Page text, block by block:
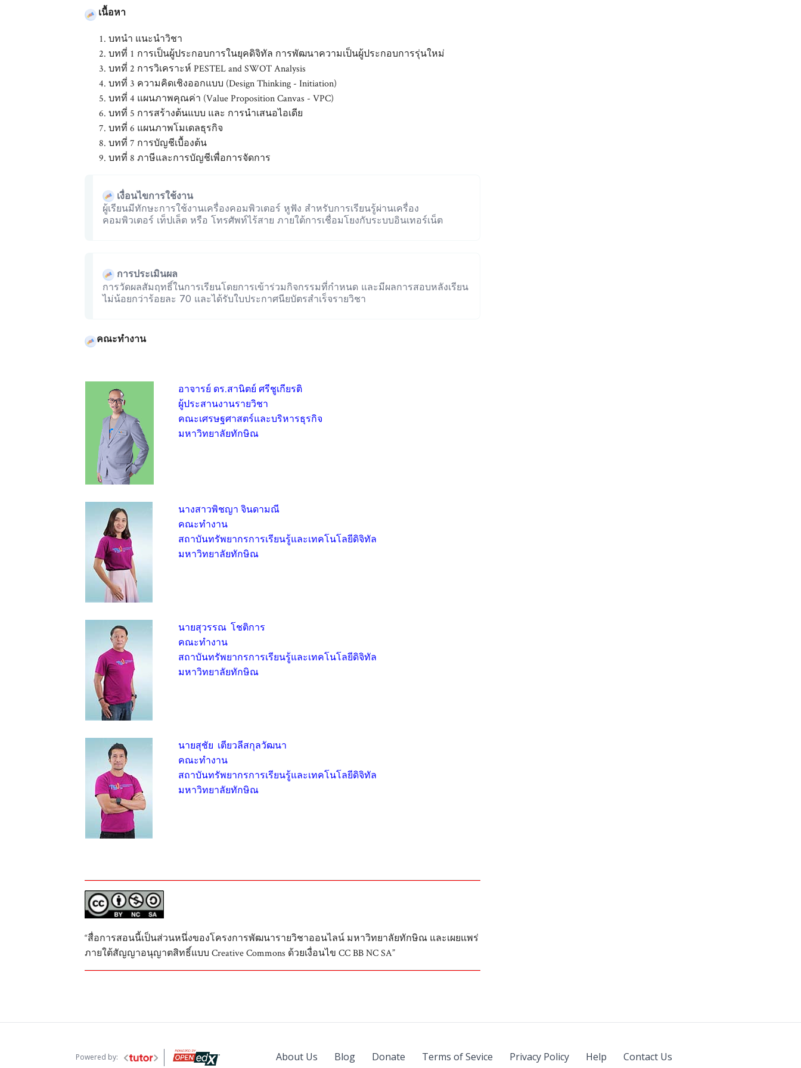
เนื้อหา
บทนำ แนะนำวิชา
บทที่ 1 การเป็นผู้ประกอบการในยุคดิจิทัล การพัฒนาความเป็นผู้ประกอบการรุ่นใหม่
บทที่ 2 การวิเคราะห์ PESTEL and SWOT Analysis
บทที่ 3 ความคิดเชิงออกแบบ (Design Thinking - Initiation)
บทที่ 4 แผนภาพคุณค่า (Value Proposition Canvas - VPC)
บทที่ 5 การสร้างต้นแบบ และ การนำเสนอไอเดีย
บทที่ 6 แผนภาพโมเดลธุรกิจ
บทที่ 7 การบัญชีเบื้องต้น
บทที่ 8 ภาษีและการบัญชีเพื่อการจัดการ
เงื่อนไขการใช้งาน
ผู้เรียนมีทักษะการใช้งานเครื่องคอมพิวเตอร์ หูฟัง สำหรับการเรียนรู้ผ่านเครื่อง
คอมพิวเตอร์ เท็ปเล็ต หรือ โทรศัพท์ไร้สาย ภายใต้การเชื่อมโยงกับระบบอินเทอร์เน็ต
การประเมินผล
การวัดผลสัมฤทธิ์ในการเรียนโดยการเข้าร่วมกิจกรรมที่กำหนด และมีผลการสอบหลังเรียน
ไม่น้อยกว่าร้อยละ 70 และได้รับใบประกาศนียบัตรสำเร็จรายวิชา
คณะทำงาน
อาจารย์ ดร.สานิตย์ ศรีชูเกียรติ
ผู้ประสานงานรายวิชา
คณะเศรษฐศาสตร์และบริหารธุรกิจ
มหาวิทยาลัยทักษิณ
นางสาวพิชญา จินดามณี
คณะทำงาน
สถาบันทรัพยากรการเรียนรู้และเทคโนโลยีดิจิทัล
มหาวิทยาลัยทักษิณ
นายสุวรรณ โชติการ
คณะทำงาน
สถาบันทรัพยากรการเรียนรู้และเทคโนโลยีดิจิทัล
มหาวิทยาลัยทักษิณ
นายสุชัย เตียวลีสกุลวัฒนา
คณะทำงาน
สถาบันทรัพยากรการเรียนรู้และเทคโนโลยีดิจิทัล
มหาวิทยาลัยทักษิณ
“สื่อการสอนนี้เป็นส่วนหนึ่งของโครงการพัฒนารายวิชาออนไลน์ มหาวิทยาลัยทักษิณ และเผยแพร่
ภายใต้สัญญาอนุญาตสิทธิ์แบบ Creative Commons ด้วยเงื่อนไข CC BB NC SA”
Powered by: About Us Blog Donate Terms of Sevice Privacy Policy Help Contact Us